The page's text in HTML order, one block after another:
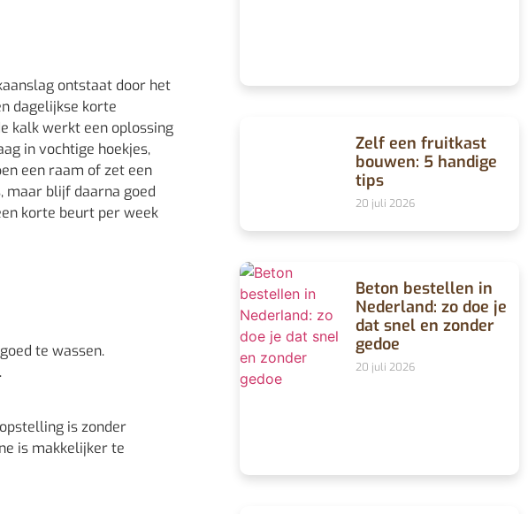
ontstaat door het
dagelijkse korte
kalk werkt een oplossing
in vochtige hoekjes,
een raam of zet een
maar blijf daarna goed
korte beurt per week
te wassen.
is zonder
is makkelijker te
Zelf een fruitkast
bouwen: 5 handige
tips
20 juli 2026
Beton bestellen in
Nederland: zo doe je
dat snel en zonder
gedoe
20 juli 2026